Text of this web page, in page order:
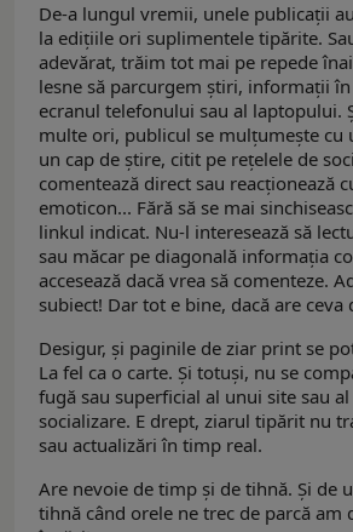
De-a lungul vremii, unele publicații
la edițiile ori suplimentele tipărite.
adevărat, trăim tot mai pe repede
lesne să parcurgem știri, informații
ecranul telefonului sau al laptopului.
multe ori, publicul se mulțumește cu
un cap de știre, citit pe rețelele de
comentează direct sau reacționează
emoticon... Fără să se mai
linkul indicat. Nu-l interesează să
sau măcar pe diagonală informația
accesează dacă vrea să comenteze.
subiect! Dar tot e bine, dacă are ceva
Desigur, și paginile de ziar print se
La fel ca o carte. Și totuși, nu se
fugă sau superficial al unui site sau
socializare. E drept, ziarul tipărit nu
sau actualizări în timp real.
Are nevoie de timp și de tihnă. Și de
tihnă când orele ne trec de parcă am